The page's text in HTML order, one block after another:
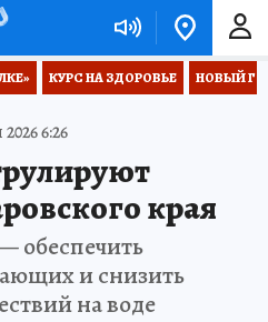
КУРС НА ЗДОРОВЬЕ НОВЫЙ
6:26
края
обеспечить
и снизить
на воде